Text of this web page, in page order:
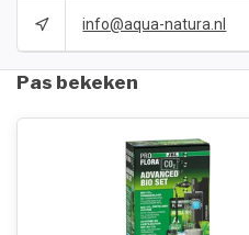
info@aqua-natura.nl
Pas bekeken